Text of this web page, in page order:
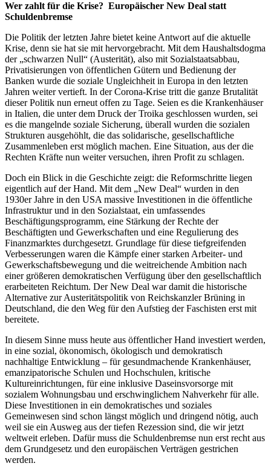
Wer zahlt für die Krise? Europäischer New Deal statt
Schuldenbremse
Die Politik der letzten Jahre bietet keine Antwort auf die aktuelle
Krise, denn sie hat sie mit hervorgebracht. Mit dem Haushaltsdogma
der „schwarzen Null“ (Austerität), also mit Sozialstaatsabbau,
Privatisierungen von öffentlichen Gütern und Bedienung der
Banken wurde die soziale Ungleichheit in Europa in den letzten
Jahren weiter vertieft. In der Corona-Krise tritt die ganze Brutalität
dieser Politik nun erneut offen zu Tage. Seien es die Krankenhäuser
in Italien, die unter dem Druck der Troika geschlossen wurden, sei
es die mangelnde soziale Sicherung, überall wurden die sozialen
Strukturen ausgehöhlt, die das solidarische, gesellschaftliche
Zusammenleben erst möglich machen. Eine Situation, aus der die
Rechten Kräfte nun weiter versuchen, ihren Profit zu schlagen.
Doch ein Blick in die Geschichte zeigt: die Reformschritte liegen
eigentlich auf der Hand. Mit dem „New Deal“ wurden in den
1930er Jahre in den USA massive Investitionen in die öffentliche
Infrastruktur und in den Sozialstaat, ein umfassendes
Beschäftigungsprogramm, eine Stärkung der Rechte der
Beschäftigten und Gewerkschaften und eine Regulierung des
Finanzmarktes durchgesetzt. Grundlage für diese tiefgreifenden
Verbesserungen waren die Kämpfe einer starken Arbeiter- und
Gewerkschaftsbewegung und die weitreichende Ambition nach
einer größeren demokratischen Verfügung über den gesellschaftlich
erarbeiteten Reichtum. Der New Deal war damit die historische
Alternative zur Austeritätspolitik von Reichskanzler Brüning in
Deutschland, die den Weg für den Aufstieg der Faschisten erst mit
bereitete.
In diesem Sinne muss heute aus öffentlicher Hand investiert werden,
in eine sozial, ökonomisch, ökologisch und demokratisch
nachhaltige Entwicklung – für gesundmachende Krankenhäuser,
emanzipatorische Schulen und Hochschulen, kritische
Kultureinrichtungen, für eine inklusive Daseinsvorsorge mit
sozialem Wohnungsbau und erschwinglichem Nahverkehr für alle.
Diese Investitionen in ein demokratisches und soziales
Gemeinwesen sind schon längst möglich und dringend nötig, auch
weil sie ein Ausweg aus der tiefen Rezession sind, die wir jetzt
weltweit erleben. Dafür muss die Schuldenbremse nun erst recht aus
dem Grundgesetz und den europäischen Verträgen gestrichen
werden.